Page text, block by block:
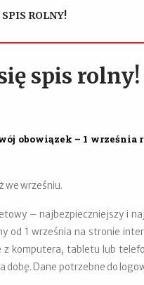
ROLNY!
spis rolny!
obowiązek – 1 września
we wrześniu.
– najbezpieczniejszy i
od 1 września na stronie
komputera, tabletu lub
Dane potrzebne do